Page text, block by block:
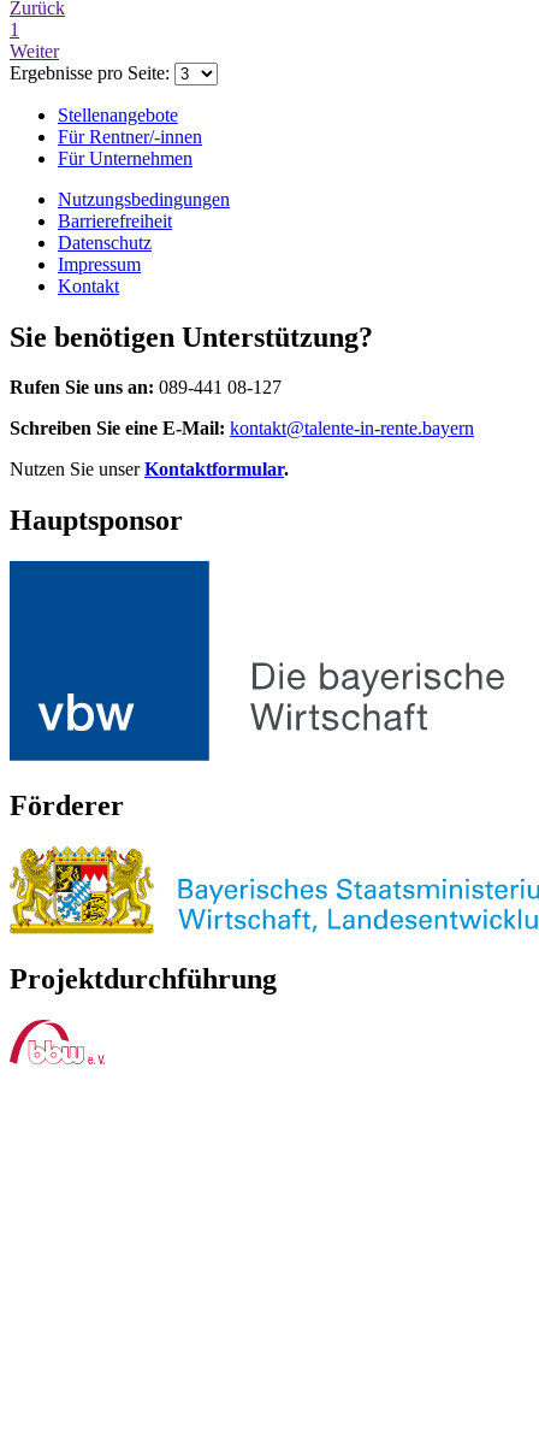
Zurück
1
Weiter
Ergebnisse pro Seite:
Stellenangebote
Für Rentner/-innen
Für Unternehmen
Nutzungsbedingungen
Barrierefreiheit
Datenschutz
Impressum
Kontakt
Sie benötigen Unterstützung?
Rufen Sie uns an: 089-441 08-127
Schreiben Sie eine E-Mail: kontakt@talente-in-rente.bayern
Nutzen Sie unser Kontaktformular.
Hauptsponsor
Förderer
Projektdurchführung